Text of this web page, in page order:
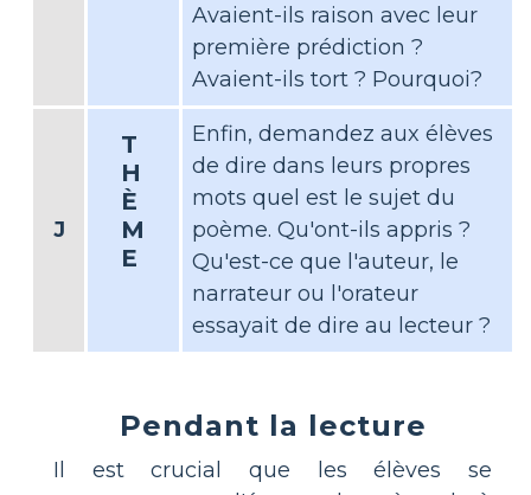
Avaient-ils raison avec leur
première prédiction ?
Avaient-ils tort ? Pourquoi?
J
T
H
È
M
E
Enfin, demandez aux élèves
de dire dans leurs propres
mots quel est le sujet du
poème. Qu'ont-ils appris ?
Qu'est-ce que l'auteur, le
narrateur ou l'orateur
essayait de dire au lecteur ?
Pendant la lecture
Il est crucial que les élèves se